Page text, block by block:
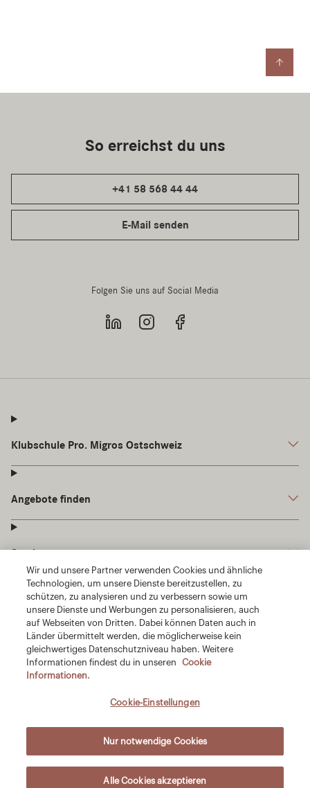
Wir und unsere Partner verwenden Cookies und ähnliche
Technologien, um unsere Dienste bereitzustellen, zu
schützen, zu analysieren und zu verbessern sowie um
unsere Dienste und Werbungen zu personalisieren, auch
auf Webseiten von Dritten. Dabei können Daten auch in
Länder übermittelt werden, die möglicherweise kein
gleichwertiges Datenschutzniveau haben. Weitere
Informationen findest du in unseren
Cookie
Informationen.
Cookie-Einstellungen
Nur notwendige Cookies
Alle Cookies akzeptieren